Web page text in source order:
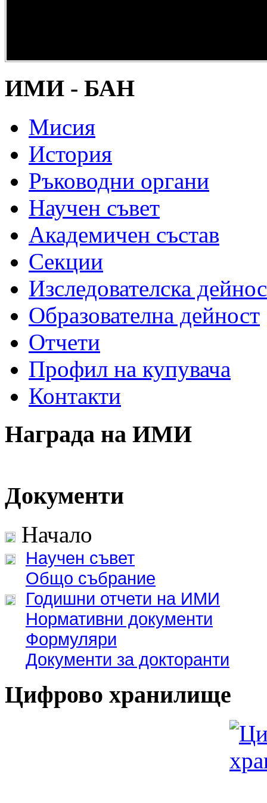
наследство” -
ИМИ - БАН
Мисия
История
Ръководни органи
Научен съвет
Академичен състав
Секции
Изследователска
Образователна дейност
Отчети
Профил на купувача
Контакти
Награда на ИМИ
Документи
Начало
Научен съвет
Общо събрание
Годишни отчети на ИМИ
Нормативни документи
Формуляри
Документи за докторанти
Цифрово хранилище